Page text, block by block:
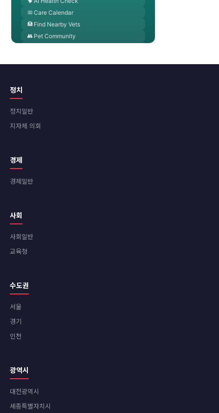
정치
정치일반
지자체 의회
경제
경제일반
사회
사회일반
교육청
수도권
서울
경기
인천
광역시
대전광역시
세종특별자치시